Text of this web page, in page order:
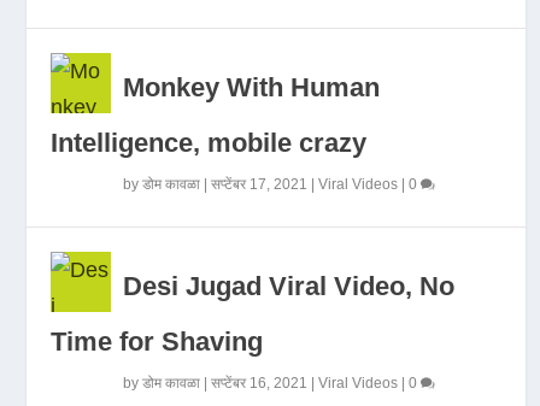
Monkey With Human
Intelligence, mobile crazy
byडोम कावळा |सप्टेंबर 17, 2021 |Viral Videos |0
Desi Jugad Viral Video, No
Time for Shaving
byडोम कावळा |सप्टेंबर 16, 2021 |Viral Videos |0